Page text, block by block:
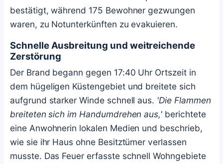
bestätigt, während 175 Bewohner gezwungen
waren, zu Notunterkünften zu evakuieren.
Schnelle Ausbreitung und weitreichende
Zerstörung
Der Brand begann gegen 17:40 Uhr Ortszeit in
dem hügeligen Küstengebiet und breitete sich
aufgrund starker Winde schnell aus. 'Die Flammen
breiteten sich im Handumdrehen aus,' berichtete
eine Anwohnerin lokalen Medien und beschrieb,
wie sie ihr Haus ohne Besitztümer verlassen
musste. Das Feuer erfasste schnell Wohngebiete